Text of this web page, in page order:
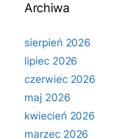
Archiwa
sierpień 2026
lipiec 2026
czerwiec 2026
maj 2026
kwiecień 2026
marzec 2026